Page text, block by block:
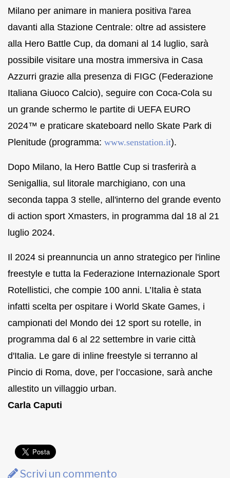
Milano per animare in maniera positiva l'area
davanti alla Stazione Centrale: oltre ad assistere
alla Hero Battle Cup, da domani al 14 luglio, sarà
possibile visitare una mostra immersiva in Casa
Azzurri grazie alla presenza di FIGC (Federazione
Italiana Giuoco Calcio), seguire con Coca-Cola su
un grande schermo le partite di UEFA EURO
2024™ e praticare skateboard nello Skate Park di
Plenitude (programma: www.senstation.it).
Dopo Milano, la Hero Battle Cup si trasferirà a
Senigallia, sul litorale marchigiano, con una
seconda tappa 3 stelle, all'interno del grande evento
di action sport Xmasters, in programma dal 18 al 21
luglio 2024.
Il 2024 si preannuncia un anno strategico per l'inline
freestyle e tutta la Federazione Internazionale Sport
Rotellistici, che compie 100 anni. L’Italia è stata
infatti scelta per ospitare i World Skate Games, i
campionati del Mondo dei 12 sport su rotelle, in
programma dal 6 al 22 settembre in varie città
d'Italia. Le gare di inline freestyle si terranno al
Pincio di Roma, dove, per l’occasione, sarà anche
allestito un villaggio urban.
Carla Caputi
Scrivi un commento